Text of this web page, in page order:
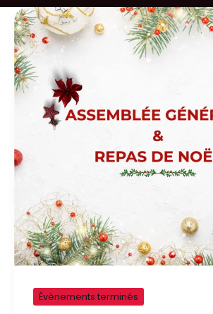
Évènements terminés